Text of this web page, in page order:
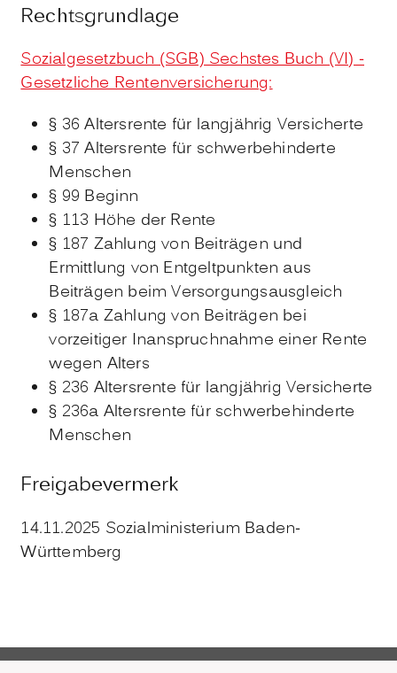
Rechtsgrundlage
Sozialgesetzbuch (SGB) Sechstes Buch (VI) -
Gesetzliche Rentenversicherung:
§ 36 Altersrente für langjährig Versicherte
§ 37 Altersrente für schwerbehinderte
Menschen
§ 99 Beginn
§ 113 Höhe der Rente
§ 187 Zahlung von Beiträgen und
Ermittlung von Entgeltpunkten aus
Beiträgen beim Versorgungsausgleich
§ 187a Zahlung von Beiträgen bei
vorzeitiger Inanspruchnahme einer Rente
wegen Alters
§ 236 Altersrente für langjährig Versicherte
§ 236a Altersrente für schwerbehinderte
Menschen
Freigabevermerk
14.11.2025 Sozialministerium Baden-
Württemberg